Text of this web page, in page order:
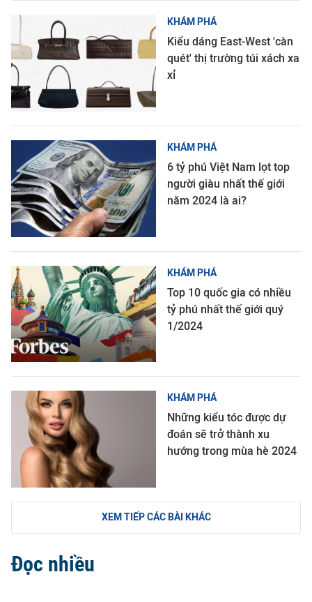
KHÁM PHÁ
Kiểu dáng East-West 'càn
quét' thị trường túi xách xa
xỉ
KHÁM PHÁ
6 tỷ phú Việt Nam lọt top
người giàu nhất thế giới
năm 2024 là ai?
KHÁM PHÁ
Top 10 quốc gia có nhiều
tỷ phú nhất thế giới quý
1/2024
KHÁM PHÁ
Những kiểu tóc được dự
đoán sẽ trở thành xu
hướng trong mùa hè 2024
XEM TIẾP CÁC BÀI KHÁC
Đọc nhiều